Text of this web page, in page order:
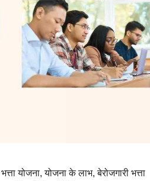
योजना, योजना के लाभ, बेरोजगारी भत्ता